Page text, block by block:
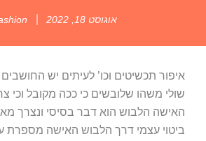
אוגוסט 18, 2022
איפור תכשיטים וכו’ לעיתים יש
שולי משהו שלובשים כי ככה מקובל וכי
האישה הלבוש הוא דבר בסיסי ונצרך
ביטוי עצמי דרך הלבוש האישה מספרת